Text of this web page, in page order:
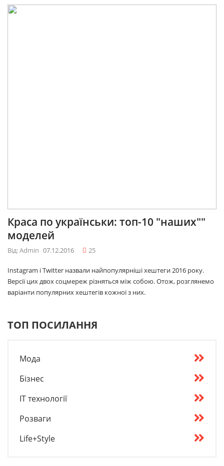
Краса по українськи: топ-10 "наших""
моделей
Від: Admin 07.12.2016 25
Instagram і Twitter назвали найпопулярніші хештеги 2016 року.
Версії цих двох соцмереж різняться між собою. Отож, розглянемо
варіанти популярних хештегів кожної з них.
ТОП ПОСИЛАННЯ
Мода
Бізнес
IT технології
Розваги
Life+Style